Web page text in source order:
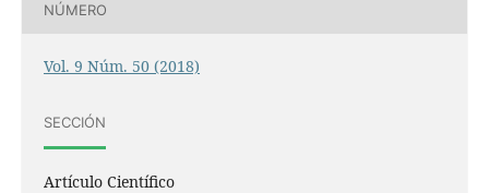
NÚMERO
Vol. 9 Núm. 50 (2018)
SECCIÓN
Artículo Científico